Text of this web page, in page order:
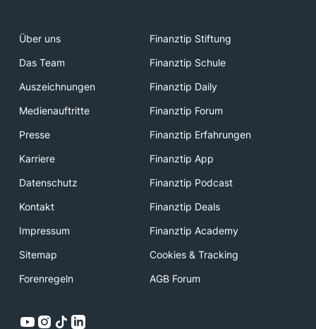
Über uns
Finanztip Stiftung
Das Team
Finanztip Schule
Auszeichnungen
Finanztip Daily
Medienauftritte
Finanztip Forum
Presse
Finanztip Erfahrungen
Karriere
Finanztip App
Datenschutz
Finanztip Podcast
Kontakt
Finanztip Deals
Impressum
Finanztip Academy
Sitemap
Cookies & Tracking
Forenregeln
AGB Forum